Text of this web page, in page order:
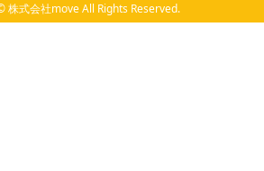
株式会社move All Rights Reserved.